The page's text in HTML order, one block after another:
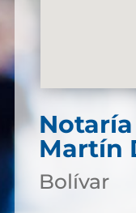
Martín
Bolívar